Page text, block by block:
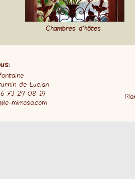
Chambres d'hôtes
de-Lucian
6 73 29 08 19
mimosa.com